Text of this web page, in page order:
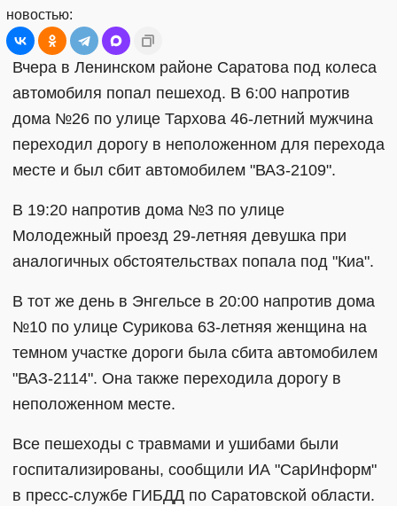
новостью:
Вчера в Ленинском районе Саратова под колеса
автомобиля попал пешеход. В 6:00 напротив
дома №26 по улице Тархова 46-летний мужчина
переходил дорогу в неположенном для перехода
месте и был сбит автомобилем "ВАЗ-2109".
В 19:20 напротив дома №3 по улице
Молодежный проезд 29-летняя девушка при
аналогичных обстоятельствах попала под "Киа".
В тот же день в Энгельсе в 20:00 напротив дома
№10 по улице Сурикова 63-летняя женщина на
темном участке дороги была сбита автомобилем
"ВАЗ-2114". Она также переходила дорогу в
неположенном месте.
Все пешеходы с травмами и ушибами были
госпитализированы, сообщили ИА "СарИнформ"
в пресс-службе ГИБДД по Саратовской области.